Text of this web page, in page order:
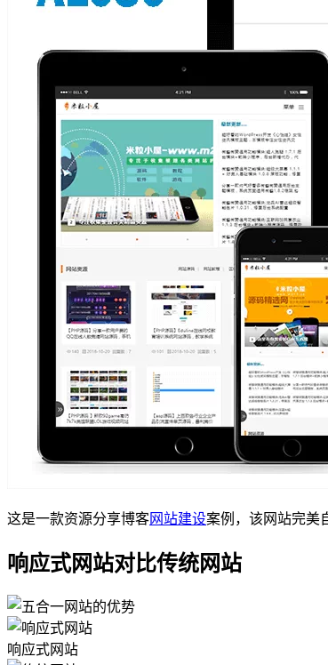
这是一款资源分享博客网站建设案例，该网站完美
响应式网站对比传统网站
响应式网站